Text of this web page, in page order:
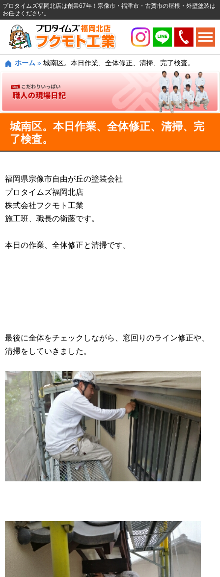
プロタイムズ福岡北店は創業67年！宗像市・福津市・古賀市の屋根・外壁塗装は
お任せください。
ホーム » 城南区。本日作業、全体修正、清掃、完了検査。
城南区。本日作業、全体修正、清掃、完
了検査。
福岡県宗像市自由が丘の塗装会社
プロタイムズ福岡北店
株式会社フクモト工業
施工班、職長の衛藤です。
本日の作業、全体修正と清掃です。
最後に全体をチェックしながら、窓回りのライン修正や、
清掃をしていきました。